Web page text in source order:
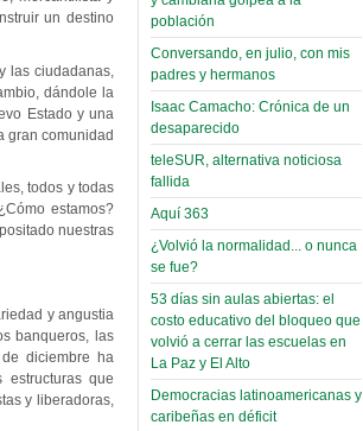
un destino
las ciudadanas,
dándole la
Estado y una
gran comunidad
todos y todas
estamos?
nuestras
y angustia
banqueros, las
diciembre ha
que
y liberadoras,
Trabajo Social de la UMSA
volverá a las urnas para elegir a
su directora
Sábado, 14 Octubre 2023
Leer Más...
Candidatos del MAS se
presentarán en la UMSA
Jueves, 14 Septiembre 2023
Leer Más...
Carrera de Geografía realiza
Segundo Congreso Nacional
Viernes, 14 Octubre 2022
Leer Más...
Docentes y estudiantes de
Trabajo Social de la UMSA
elegirán directora
Viernes, 14 Octubre 2022
Infierno Covid
parte VI:
Gabinete de
Áñez se atribuye
construcción de
hospitales
prefabricados en
la que no tuvo
participación;
más de 24 horas
después rectifica
parcialmente
El Infamatorio
Miércoles, 09 Diciembre 2020
población
Conversando, en julio, con mis
padres y hermanos
Isaac Camacho: Crónica de un
desaparecido
teleSUR, alternativa noticiosa
fallida
Aquí 363
¿Volvió la normalidad... o nunca
se fue?
53 días sin aulas abiertas: el
costo educativo del bloqueo que
volvió a cerrar las escuelas en
La Paz y El Alto
Democracias latinoamericanas y
caribeñas en déficit